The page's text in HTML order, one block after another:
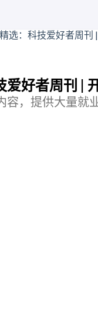
爱好者周刊 |
容，提供大量就